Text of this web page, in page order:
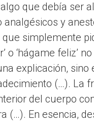
que debía ser
analgésicos y
que simplemente
o ‘hágame feliz’
explicación, sino
(…). La
del cuerpo
(…). En esencia,